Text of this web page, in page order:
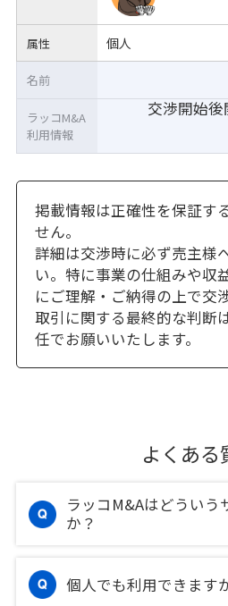
属性 個人
交渉開始後
名前
ラッコM&A
利用情報
掲載情報は正確性を保証す
せん。
詳細は交渉時に必ず売主様
い。特に事業の仕組みや収
にご理解・ご納得の上で交
取引に関する最終的な判断
任でお願いいたします。
よくある
ラッコM&Aはどういう
か？
個人でも利用できます